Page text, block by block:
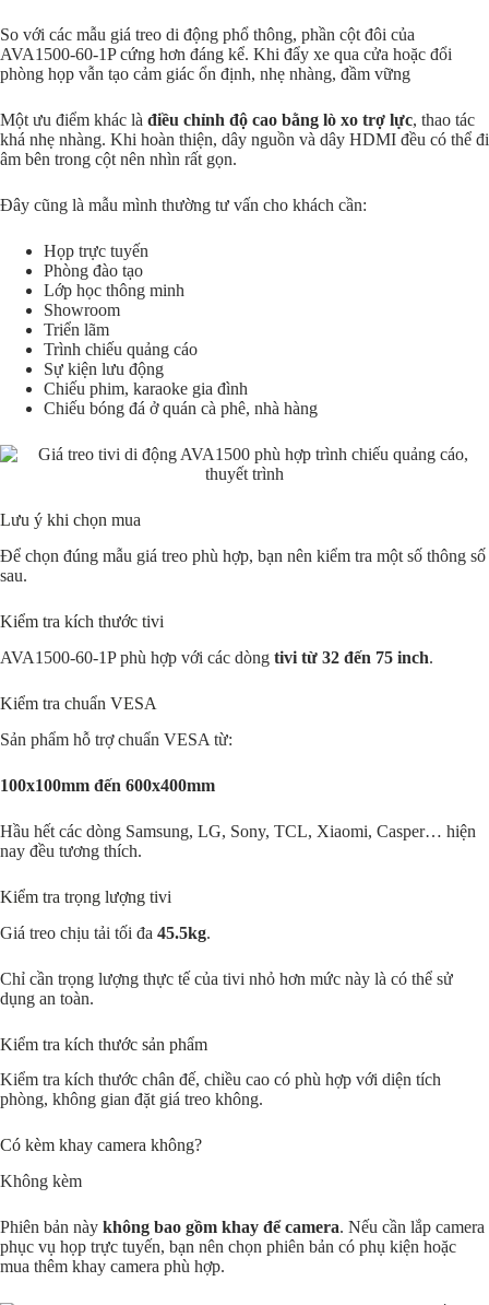
So với các mẫu giá treo di động phổ thông, phần cột đôi của
AVA1500-60-1P cứng hơn đáng kể. Khi đẩy xe qua cửa hoặc đổi
phòng họp vẫn tạo cảm giác ổn định, nhẹ nhàng, đầm vững
Một ưu điểm khác là điều chỉnh độ cao bằng lò xo trợ lực, thao tác
khá nhẹ nhàng. Khi hoàn thiện, dây nguồn và dây HDMI đều có thể đi
âm bên trong cột nên nhìn rất gọn.
Đây cũng là mẫu mình thường tư vấn cho khách cần:
Họp trực tuyến
Phòng đào tạo
Lớp học thông minh
Showroom
Triển lãm
Trình chiếu quảng cáo
Sự kiện lưu động
Chiếu phim, karaoke gia đình
Chiếu bóng đá ở quán cà phê, nhà hàng
Lưu ý khi chọn mua
Để chọn đúng mẫu giá treo phù hợp, bạn nên kiểm tra một số thông số
sau.
Kiểm tra kích thước tivi
AVA1500-60-1P phù hợp với các dòng tivi từ 32 đến 75 inch.
Kiểm tra chuẩn VESA
Sản phẩm hỗ trợ chuẩn VESA từ:
100x100mm đến 600x400mm
Hầu hết các dòng Samsung, LG, Sony, TCL, Xiaomi, Casper… hiện
nay đều tương thích.
Kiểm tra trọng lượng tivi
Giá treo chịu tải tối đa 45.5kg.
Chỉ cần trọng lượng thực tế của tivi nhỏ hơn mức này là có thể sử
dụng an toàn.
Kiểm tra kích thước sản phẩm
Kiểm tra kích thước chân đế, chiều cao có phù hợp với diện tích
phòng, không gian đặt giá treo không.
Có kèm khay camera không?
Không kèm
Phiên bản này không bao gồm khay để camera. Nếu cần lắp camera
phục vụ họp trực tuyến, bạn nên chọn phiên bản có phụ kiện hoặc
mua thêm khay camera phù hợp.